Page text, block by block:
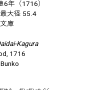
6年（1716）
大径 55.4
庫
Kagura
1716